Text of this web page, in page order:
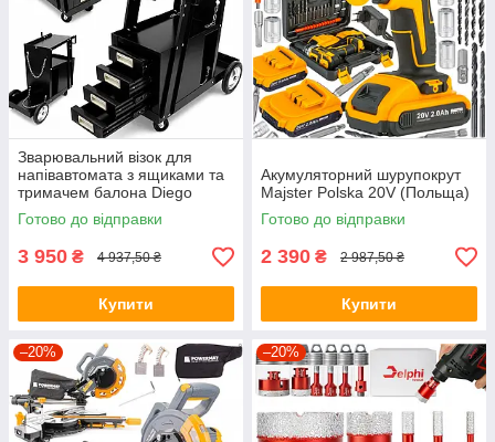
Зварювальний візок для
напівавтомата з ящиками та
тримачем балона Diego
Готово до відправки
3 950 ₴ 4 937,50 ₴
Купити
Акумуляторний шурупокрут
Majster Polska 20V (Польща)
Готово до відправки
2 390 ₴ 2 987,50 ₴
Купити
–20% –20%